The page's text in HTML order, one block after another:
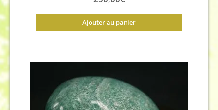
Ajouter au panier